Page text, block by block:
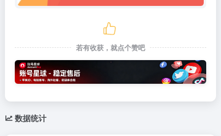
若有收获，就点个赞吧
数据统计